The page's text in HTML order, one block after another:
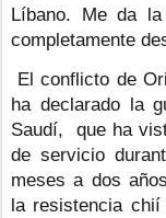
Líbano. Me da
completamente
El conflicto de
ha declarado la
Saudí,  que ha
de servicio
meses a dos
la resistencia